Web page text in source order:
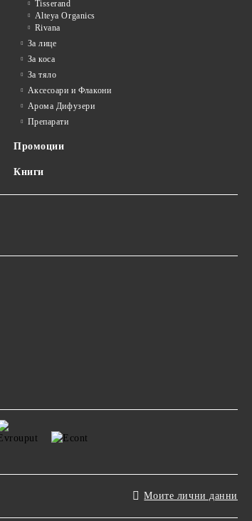
Tisserand
Alteya Organics
Rivana
За лице
За коса
За тяло
Аксесоари и Флакони
Арома Дифузери
Препарати
Промоции
Книги
Моите лични данни